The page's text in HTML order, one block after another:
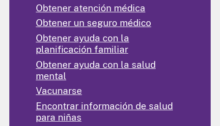
Obtener atención médica
Obtener un seguro médico
Obtener ayuda con la
planificación familiar
Obtener ayuda con la salud
mental
Vacunarse
Encontrar información de salud
para niñas